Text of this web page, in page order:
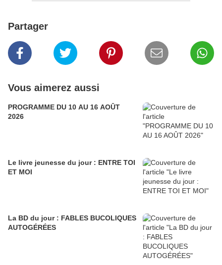
Partager
Vous aimerez aussi
PROGRAMME DU 10 AU 16 AOÛT
2026
Le livre jeunesse du jour : ENTRE TOI
ET MOI
La BD du jour : FABLES BUCOLIQUES
AUTOGÉRÉES